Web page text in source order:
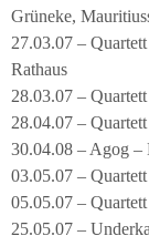
Grüneke,
27.03.07 –
Rathaus
28.03.07 –
28.04.07 –
30.04.08 – Agog –
03.05.07 –
05.05.07 –
25.05.07 –